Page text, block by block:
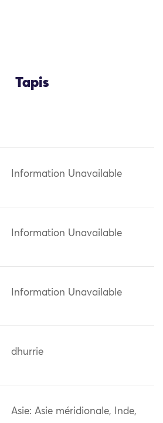
Tapis
Information Unavailable
Information Unavailable
Information Unavailable
dhurrie
Asie: Asie méridionale, Inde,